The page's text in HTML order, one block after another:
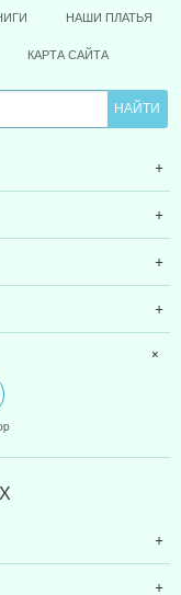
НАШИ ПЛАТЬЯ
КАРТА САЙТА